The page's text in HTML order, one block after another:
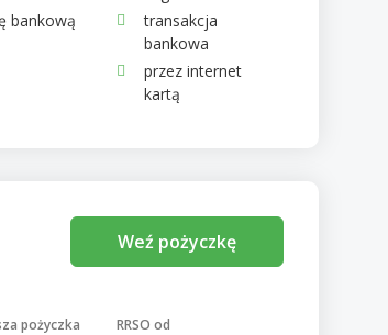
bankową
transakcja
bankowa
przez internet
kartą
Weź pożyczkę
pożyczka RRSO od